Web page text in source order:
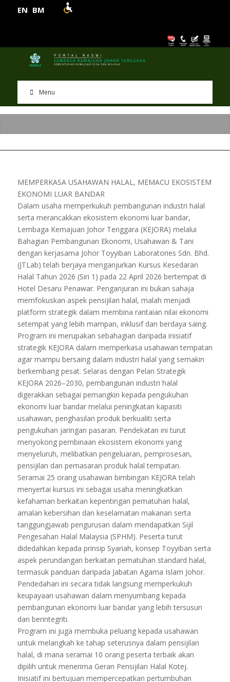
EN BM
Menu
MEMPERKASA USAHAWAN HALAL, MEMACU EKOSISTEM
EKONOMI LUAR BANDAR
Dalam usaha memperkukuh pembangunan industri halal
serta merancakkan ekosistem ekonomi luar bandar,
Lembaga Kemajuan Johor Tenggara (KEJORA) melalui
Bahagian Pembangunan Ekonomi, Usahawan & Tani
dengan kerjasama Johor Toyyiban Laboratories Sdn. Bhd.
(JTLab) telah berjaya menganjurkan Kursus Kesedaran
Halal Tahun 2026 (Siri 1) pada 22 April 2026 bertempat di
Hotel Desaru Penawar. Penganjuran ini bukan sahaja
memfokuskan aspek pensijilan halal, malah menjadi
platform strategik dalam membina rantaian nilai ekonomi
setempat yang lebih mampan, inklusif dan berdaya saing.
Program ini merupakan sebahagian daripada inisiatif
strategik KEJORA dalam memperkasa usahawan tempatan
agar mampu bersaing dalam industri halal yang semakin
berkembang pesat. Selaras dengan Pelan Strategik
KEJORA 2026–2030, pembangunan industri halal
digerakkan sebagai pemangkin kepada pengukuhan
ekonomi luar bandar melalui peningkatan kapasiti
usahawan, penghasilan produk berkualiti serta
pengukuhan jaringan pasaran. Pendekatan ini turut
menyokong pembinaan ekosistem ekonomi yang
menyeluruh, melibatkan pengeluaran, pemprosesan,
pensijilan dan pemasaran produk halal tempatan.
Seramai 25 orang usahawan bimbingan KEJORA telah
menyertai kursus ini sebagai usaha meningkatkan
kefahaman berkaitan kepentingan pematuhan halal,
amalan kebersihan dan keselamatan makanan serta
tanggungjawab pengurusan dalam mendapatkan Sijil
Pengesahan Halal Malaysia (SPHM). Peserta turut
didedahkan kepada prinsip Syariah, konsep Toyyiban serta
aspek perundangan berkaitan pematuhan standard halal,
termasuk panduan daripada Jabatan Agama Islam Johor.
Pendedahan ini secara tidak langsung memperkukuh
keupayaan usahawan dalam menyumbang kepada
pembangunan ekonomi luar bandar yang lebih tersusun
dan berintegriti.
Program ini juga membuka peluang kepada usahawan
untuk melangkah ke tahap seterusnya dalam pensijilan
halal, di mana seramai 10 orang peserta terbaik akan
dipilih untuk menerima Geran Pensijilan Halal Kotej.
Inisiatif ini bertujuan mempercepatkan pertumbuhan